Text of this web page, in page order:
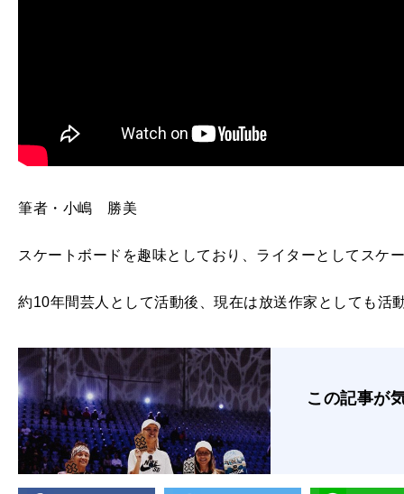
筆者・小嶋 勝美
スケートボードを趣味としており、ライターとしてスケ
約10年間芸人として活動後、現在は放送作家としても活
この記事が